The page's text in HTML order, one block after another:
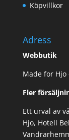
Köpvillkor
Adress
Webbutik
Made for
Fler
Ett urval av
Hjo, Hotell